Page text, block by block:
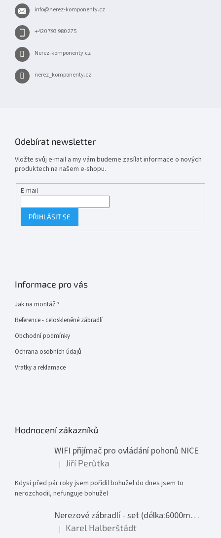
info@nerez-komponenty.cz
+420 793 980 275
Nerez-komponenty.cz
nerez_komponenty.cz
Odebírat newsletter
Vložte svůj e-mail a my vám budeme zasílat informace o nových
produktech na našem e-shopu.
E-mail
PŘIHLÁSIT SE
Informace pro vás
Jak na montáž ?
Reference - celoskleněné zábradlí
Obchodní podmínky
Ochrana osobních údajů
Vratky a reklamace
Hodnocení zákazníků
WIFI přijímač pro ovládání pohonů NICE
Hodnocení produktu je 1 z 5 hvězdiček.
| Jiří Perůtka
Kdysi před pár roky jsem pořídil bohužel do dnes jsem to
nerozchodil, nefunguje bohužel
Nerezové zábradlí - set (délka:6000mm x výška:1000mm)
Hodnocení produktu je 5 z 5 hvězdiček.
| Karel Halberštádt